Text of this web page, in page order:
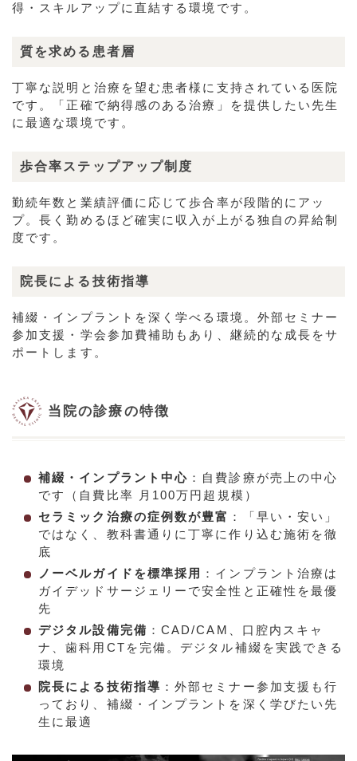
得・スキルアップに直結する環境です。
質を求める患者層
丁寧な説明と治療を望む患者様に支持されている医院
です。「正確で納得感のある治療」を提供したい先生
に最適な環境です。
歩合率ステップアップ制度
勤続年数と業績評価に応じて歩合率が段階的にアッ
プ。長く勤めるほど確実に収入が上がる独自の昇給制
度です。
院長による技術指導
補綴・インプラントを深く学べる環境。外部セミナー
参加支援・学会参加費補助もあり、継続的な成長をサ
ポートします。
当院の診療の特徴
補綴・インプラント中心 ：自費診療が売上の中心
です（自費比率 月100万円超規模）
セラミック治療の症例数が豊富 ：「早い・安い」
ではなく、教科書通りに丁寧に作り込む施術を徹
底
ノーベルガイドを標準採用 ：インプラント治療は
ガイデッドサージェリーで安全性と正確性を最優
先
デジタル設備完備 ：CAD/CAM、口腔内スキャ
ナ、歯科用CTを完備。デジタル補綴を実践できる
環境
院長による技術指導 ：外部セミナー参加支援も行
っており、補綴・インプラントを深く学びたい先
生に最適